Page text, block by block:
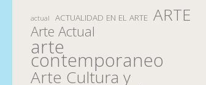
actual ACTUALIDAD EN EL ARTE ARTE
Arte Actual
arte
contemporaneo
Arte Cultura y